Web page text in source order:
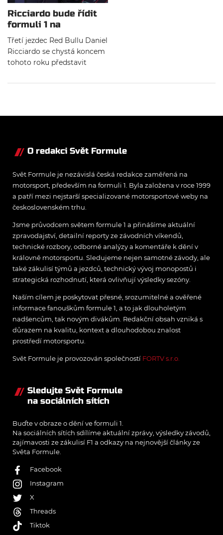
falošné meno Franz
Hermann.
Ricciardo bude řídit
formuli 1 na
Nordschleife
Třetí jezdec Red Bullu Daniel
Ricciardo se chystá koncem
tohoto roku představit
v rámci akce na slavné
O redakci Svět Formule
Svět Formule je nezávislá česká redakce zaměřená na
motorsport, především na formuli 1. Byla založena v roce 1999
a patří mezi nejstarší specializované motorsportové weby na
československém trhu.
Jsme průvodcem světem formule 1 a přinášíme aktuální
zpravodajství, detailní reporty ze závodních víkendů,
technické rozbory, odborné analýzy a komentáře k dění v
královně motorsportu. Sledujeme nejen samotné závody, ale
také zákulisí týmů a jezdců, technický vývoj monopostů i
strategická rozhodnutí, která ovlivňují výsledky sezóny.
Naším cílem je poskytovat přesné, srozumitelné a ověřené
informace fanouškům formule 1, a to jak dlouholetým
nadšencům, tak novým divákům. Redakční obsah vzniká s
důrazem na kvalitu, kontext a dlouhodobou znalost
prostředí motorsportu.
Svět Formule je provozován společností FORTV s.r.o.
Sledujte Svět Formule
na sociálních sítích
Buďte v obraze o dění ve formuli 1.
Na sociálních sítích sdílíme aktuální zprávy, výsledky závodů,
zajímavosti ze zákulisí F1 a odkazy na nejnovější články ze
Světa Formule.
Facebook
Instagram
X
Threads
Tiktok